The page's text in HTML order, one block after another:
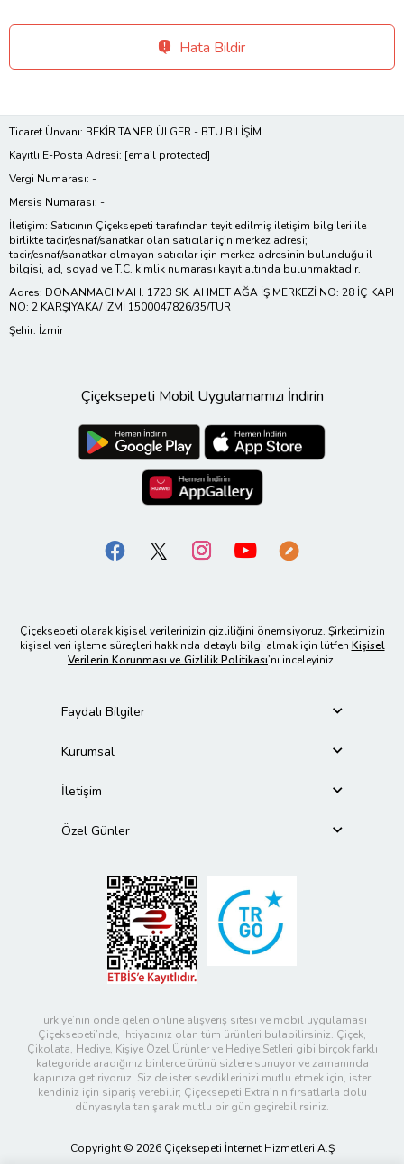
Hata Bildir
Ticaret Ünvanı: BEKİR TANER ÜLGER - BTU BİLİŞİM
Kayıtlı E-Posta Adresi: [email protected]
Vergi Numarası: -
Mersis Numarası: -
İletişim: Satıcının Çiçeksepeti tarafından teyit edilmiş iletişim bilgileri ile
birlikte tacir/esnaf/sanatkar olan satıcılar için merkez adresi;
tacir/esnaf/sanatkar olmayan satıcılar için merkez adresinin bulunduğu il
bilgisi, ad, soyad ve T.C. kimlik numarası kayıt altında bulunmaktadır.
Adres: DONANMACI MAH. 1723 SK. AHMET AĞA İŞ MERKEZİ NO: 28 İÇ KAPI
NO: 2 KARŞIYAKA/ İZMİ 1500047826/35/TUR
Şehir: İzmir
Çiçeksepeti Mobil Uygulamamızı İndirin
Çiçeksepeti olarak kişisel verilerinizin gizliliğini önemsiyoruz. Şirketimizin
kişisel veri işleme süreçleri hakkında detaylı bilgi almak için lütfen Kişisel
Verilerin Korunması ve Gizlilik Politikası’nı inceleyiniz.
Faydalı Bilgiler
Kurumsal
İletişim
Özel Günler
Türkiye’nin önde gelen online alışveriş sitesi ve mobil uygulaması
Çiçeksepeti’nde, ihtiyacınız olan tüm ürünleri bulabilirsiniz. Çiçek,
Çikolata, Hediye, Kişiye Özel Ürünler ve Hediye Setleri gibi birçok farklı
kategoride aradığınız binlerce ürünü sizlere sunuyor ve zamanında
kapınıza getiriyoruz! Siz de ister sevdiklerinizi mutlu etmek için, ister
kendiniz için sipariş verebilir; Çiçeksepeti Extra’nın fırsatlarla dolu
dünyasıyla tanışarak mutlu bir gün geçirebilirsiniz.
Copyright © 2026 Çiçeksepeti İnternet Hizmetleri A.Ş